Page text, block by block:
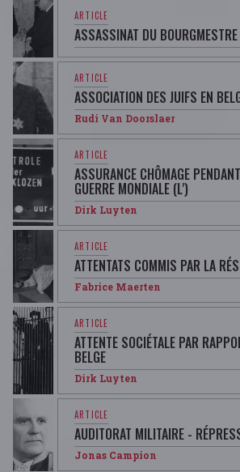
ASSASSINAT DU
ASSOCIATION DES JUIFS EN
Rudi Van Doorslaer
ASSURANCE CHÔMAGE
GUERRE MONDIALE (L')
Dirk Luyten
ATTENTATS COMMIS PAR LA
Fabrice Maerten
ATTENTE SOCIÉTALE PAR
BELGE
Dirk Luyten
AUDITORAT MILITAIRE -
Jonas Campion